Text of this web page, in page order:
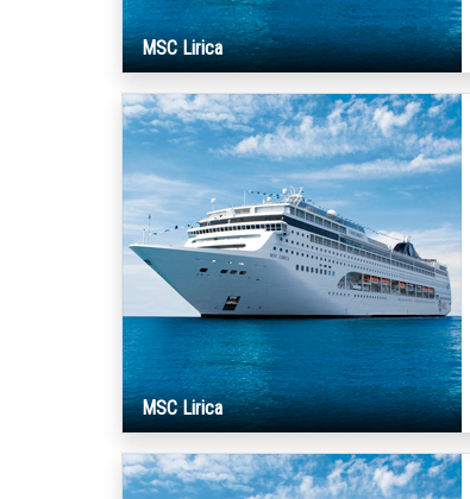
MSC Lirica
MSC Lirica